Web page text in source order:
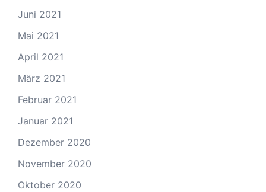
Juni 2021
Mai 2021
April 2021
März 2021
Februar 2021
Januar 2021
Dezember 2020
November 2020
Oktober 2020